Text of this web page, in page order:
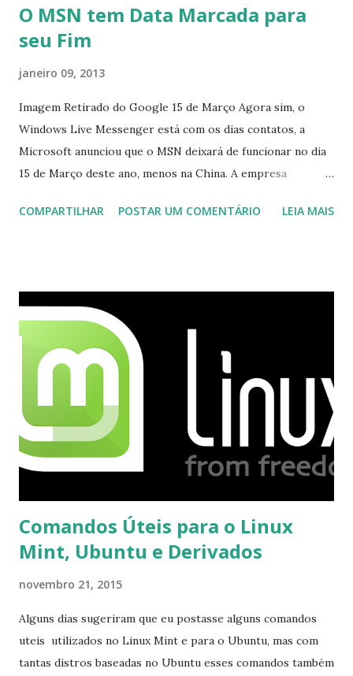
O MSN tem Data Marcada para
seu Fim
janeiro 09, 2013
Imagem Retirado do Google 15 de Março Agora sim, o
Windows Live Messenger está com os dias contatos, a
Microsoft anunciou que o MSN deixará de funcionar no dia
15 de Março deste ano, menos na China. A empresa
integrado com o serviço do MSN, segundo a empresa, os
o Windows Live (assim como muitos profissionais de TI) ,
mesmo na versão para Linux, claro, sempre existem outras
opções e o Pidgin, que se mostra como opção.
COMPARTILHAR POSTAR UM COMENTÁRIO LEIA MAIS
Comandos Úteis para o Linux
Mint, Ubuntu e Derivados
novembro 21, 2015
Alguns dias sugeriram que eu postasse alguns comandos
uteis utilizados no Linux Mint e para o Ubuntu, mas com
tantas distros baseadas no Ubuntu esses comandos também